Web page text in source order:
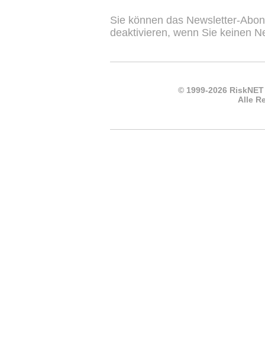
Sie können das Newsletter-
deaktivieren, wenn Sie keinen
© 1999-2026
Alle